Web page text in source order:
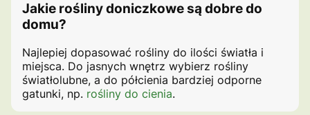
Jakie rośliny doniczkowe są dobre do
domu?
Najlepiej dopasować rośliny do ilości światła i
miejsca. Do jasnych wnętrz wybierz rośliny
światłolubne, a do półcienia bardziej odporne
gatunki, np. rośliny do cienia.